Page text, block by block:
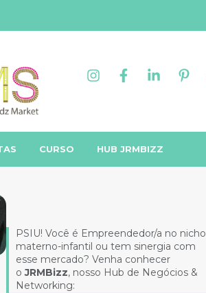
CURSO HUB JRMBIZZ
PSIU! Você é Empreendedor/a no nicho
materno-infantil ou tem sinergia com
esse mercado? Venha conhecer
oJRMBizz, nosso Hub de Negócios &
Networking: